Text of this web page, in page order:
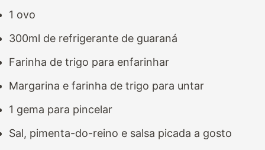
1 ovo
300ml de refrigerante de guaraná
Farinha de trigo para enfarinhar
Margarina e farinha de trigo para untar
1 gema para pincelar
Sal, pimenta-do-reino e salsa picada a gosto